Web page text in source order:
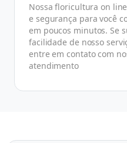
Nossa floricultura on
e segurança para você
em poucos minutos. Se
facilidade de nosso
entre em contato com
atendimento